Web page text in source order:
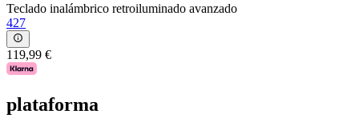
Teclado inalámbrico retroiluminado avanzado
427
119,99 €
plataforma